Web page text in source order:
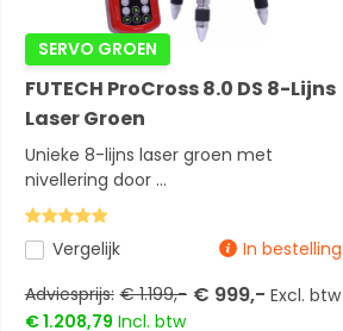
SERVO GROEN
FUTECH ProCross 8.0 DS 8-Lijns
Laser Groen
Unieke 8-lijns laser groen met
nivellering door ...
Vergelijk
In bestelling
Adviesprijs: € 1.199,- € 999,- Excl. btw
€ 1.208,79 Incl. btw